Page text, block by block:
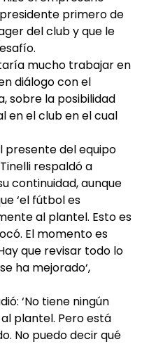
primero de
del club y que le
mucho trabajar en
diálogo con el
sobre la posibilidad
en el club en el cual
presente del equipo
respaldó a
continuidad, aunque
‘el fútbol es
al plantel. Esto es
El momento es
que revisar todo lo
ha mejorado‘,
‘No tiene ningún
plantel. Pero está
No puedo decir qué